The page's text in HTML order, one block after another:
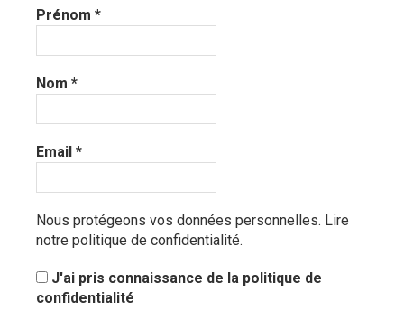
Prénom *
Nom *
Email *
Nous protégeons vos données personnelles. Lire
notre politique de confidentialité.
J'ai pris connaissance de la politique de
confidentialité